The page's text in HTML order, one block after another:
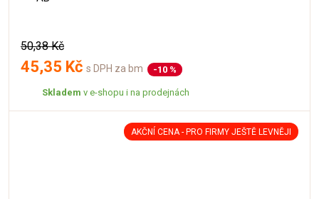
50,38 Kč
45,35 Kč s DPH za bm -10 %
Skladem v e-shopu i na prodejnách
AKČNÍ CENA - PRO FIRMY JEŠTĚ LEVNĚJI